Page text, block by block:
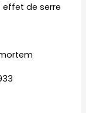
effet de serre